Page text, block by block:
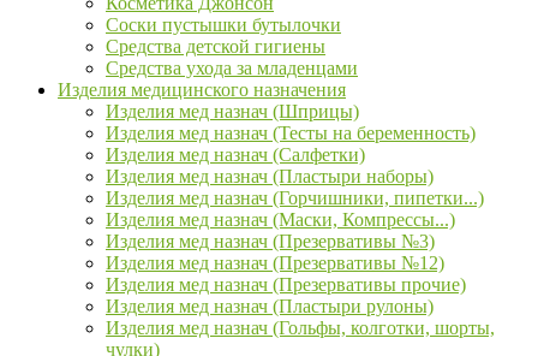
Соски пустышки бутылочки
Средства детской гигиены
Средства ухода за младенцами
Изделия медицинского назначения
Изделия мед назнач (Шприцы)
Изделия мед назнач (Тесты на беременность)
Изделия мед назнач (Салфетки)
Изделия мед назнач (Пластыри наборы)
Изделия мед назнач (Горчишники, пипетки...)
Изделия мед назнач (Маски, Компрессы...)
Изделия мед назнач (Презервативы №3)
Изделия мед назнач (Презервативы №12)
Изделия мед назнач (Презервативы прочие)
Изделия мед назнач (Пластыри рулоны)
Изделия мед назнач (Гольфы, колготки, шорты,
чулки)